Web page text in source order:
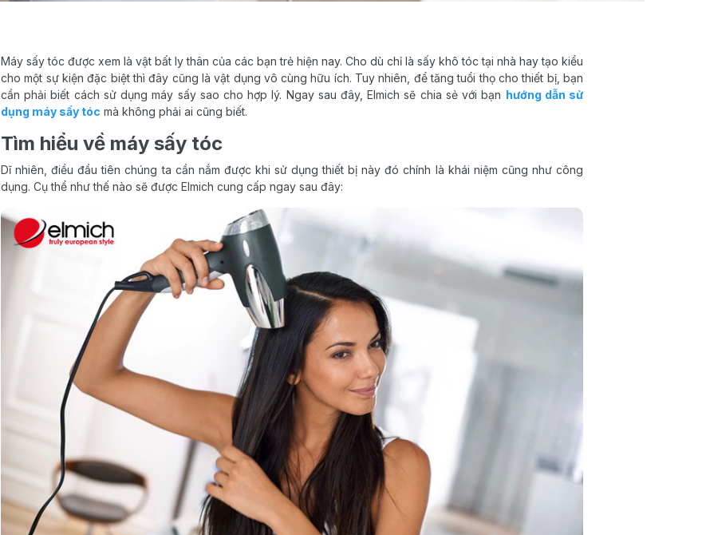
Máy sấy tóc được xem là vật bất ly thân của các bạn trẻ hiện nay. Cho dù chỉ là sấy khô tóc tại nhà hay tạo kiểu
cho một sự kiện đặc biệt thì đây cũng là vật dụng vô cùng hữu ích. Tuy nhiên, để tăng tuổi thọ cho thiết bị, bạn
cần phải biết cách sử dụng máy sấy sao cho hợp lý. Ngay sau đây, Elmich sẽ chia sẻ với bạn hướng dẫn sử
dụng máy sấy tóc mà không phải ai cũng biết.
Tìm hiểu về máy sấy tóc
Dĩ nhiên, điều đầu tiên chúng ta cần nắm được khi sử dụng thiết bị này đó chính là khái niệm cũng như công
dụng. Cụ thể như thế nào sẽ được Elmich cung cấp ngay sau đây: